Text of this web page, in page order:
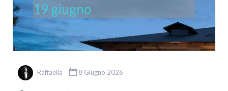
19 giugno
Raffaella 8 Giugno 2026